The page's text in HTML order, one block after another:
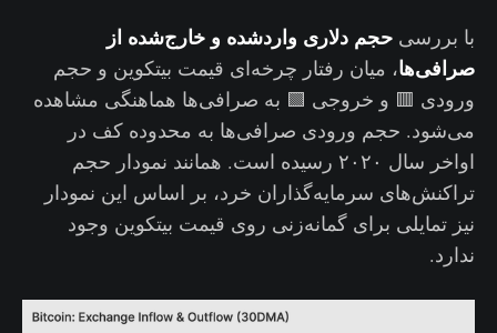
با بررسی حجم دلاری واردشده و خارج‌شده از
صرافی‌ها، میان رفتار چرخه‌ای قیمت بیتکوین و حجم
ورودی 🟥 و خروجی 🟩 به صرافی‌ها هماهنگی مشاهده
می‌شود. حجم ورودی صرافی‌ها به محدوده کف در
اواخر سال ۲۰۲۰ رسیده است. همانند نمودار حجم
تراکنش‌های سرمایه‌گذاران خرد، بر اساس این نمودار
نیز تمایلی برای گمانه‌زنی روی قیمت بیتکوین وجود
ندارد.